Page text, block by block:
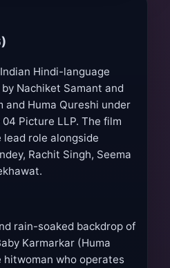
Hindi-language
Nachiket Samant and
and Huma Qureshi under
Picture LLP. The film
lead role alongside
Rachit Singh, Seema
rain-soaked backdrop of
Karmarkar (Huma
hitwoman who operates